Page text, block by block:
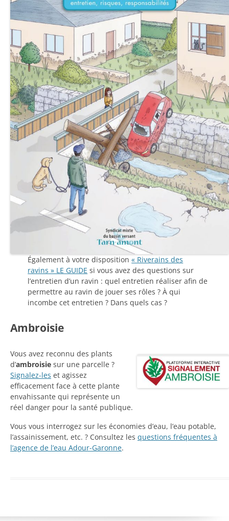
Également à votre disposition« Riverains des
ravins » LE GUIDE si vous avez des questions sur
l’entretien d’un ravin : quel entretien réaliser afin de
permettre au ravin de jouer ses rôles ? À qui
incombe cet entretien ? Dans quels cas ?
Ambroisie
Vous avez reconnu des plants
d’ambroisie sur une parcelle ?
Signalez-les et agissez
efficacement face à cette plante
envahissante qui représente un
réel danger pour la santé publique.
Vous vous interrogez sur les économies d’eau, l’eau potable,
l’assainissement, etc. ? Consultez les questions fréquentes à
l’agence de l’eau Adour-Garonne.